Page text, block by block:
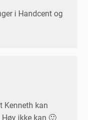
i Handcent og
Kenneth kan
ikke kan 🙂